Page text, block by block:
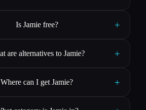
Is Jamie free? +
are alternatives to Jamie? +
Where can I get Jamie? +